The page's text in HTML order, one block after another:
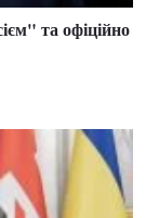
та офіційно